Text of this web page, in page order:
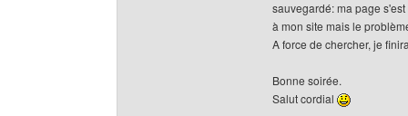
sauvegardé: ma page
à mon site mais le
A force de chercher, je
Bonne soirée.
Salut cordial